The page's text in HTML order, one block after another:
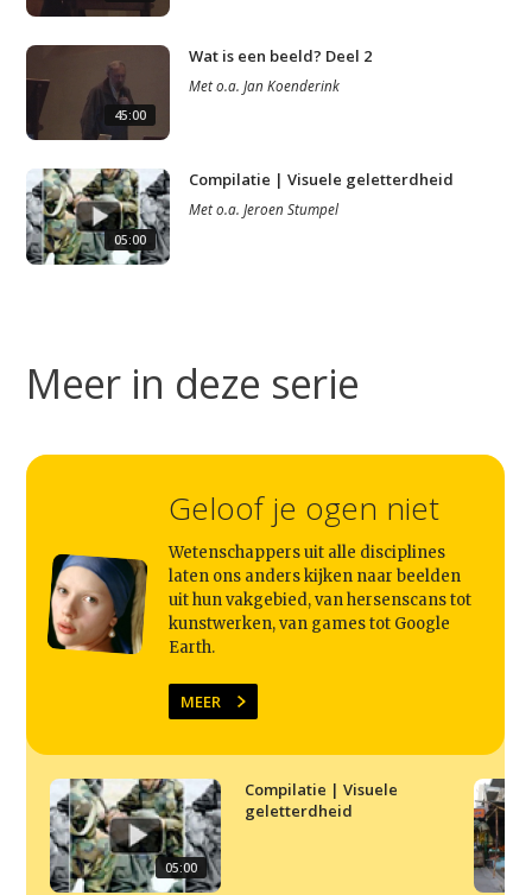
Home
Video
Podcast
Artikelen
Contact
45:00
Wat is een beeld? Deel 2
Meto.a.Jan Koenderink
05:00
Compilatie | Visuele geletterdheid
Meto.a.Jeroen Stumpel
Meer in deze serie
Geloof je ogen niet
Wetenschappers uit alle disciplines
laten ons anders kijken naar beelden
uit hun vakgebied, van hersenscans tot
kunstwerken, van games tot Google
Earth.
MEER
05:00
Compilatie | Visuele
geletterdheid